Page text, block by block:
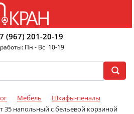
(967) 201-20-19
Пн - Вс 10-19
Мебель
Шкафы-пеналы
35 напольный с бельевой корзиной